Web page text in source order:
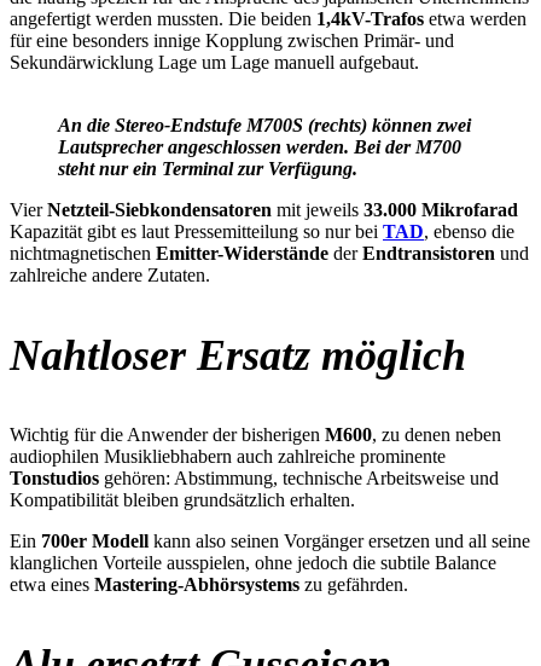
angefertigt werden mussten. Die beiden 1,4kV-Trafos etwa werden
für eine besonders innige Kopplung zwischen Primär- und
Sekundärwicklung Lage um Lage manuell aufgebaut.
An die Stereo-Endstufe M700S (rechts) können zwei
Lautsprecher angeschlossen werden. Bei der M700
steht nur ein Terminal zur Verfügung.
VierNetzteil-Siebkondensatoren mit jeweils 33.000 Mikrofarad
Kapazität gibt es laut Pressemitteilung so nur bei TAD, ebenso die
nichtmagnetischen Emitter-Widerstände derEndtransistoren und
zahlreiche andere Zutaten.
Nahtloser Ersatz möglich
Wichtig für die Anwender der bisherigen M600, zu denen neben
audiophilen Musikliebhabern auch zahlreiche prominente
Tonstudios gehören: Abstimmung, technische Arbeitsweise und
Kompatibilität bleiben grundsätzlich erhalten.
Ein 700er Modell kann also seinen Vorgänger ersetzen und all seine
klanglichen Vorteile ausspielen, ohne jedoch die subtile Balance
etwa eines Mastering-Abhörsystems zu gefährden.